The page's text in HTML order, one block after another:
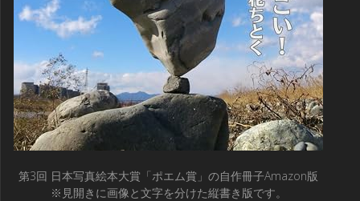
第3回 日本写真絵本大賞「ポエム賞」の自作冊子Amazon版
※見開きに画像と文字を分けた縦書き版です。